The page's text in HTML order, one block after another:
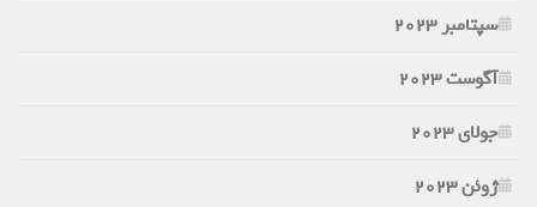
سپتامبر 2023
آگوست 2023
جولای 2023
ژوئن 2023